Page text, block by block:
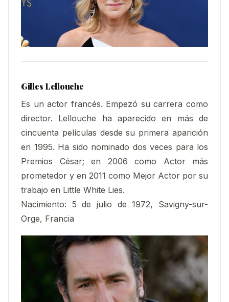
Gilles Lellouche
Es un actor francés. Empezó su carrera como
director.​ Lellouche ha aparecido en más de
cincuenta películas desde su primera aparición
en 1995. Ha sido nominado dos veces para los
Premios César; en 2006 como Actor más
prometedor y en 2011 como Mejor Actor por su
trabajo en Little White Lies.
Nacimiento: 5 de julio de 1972, Savigny-sur-
Orge, Francia